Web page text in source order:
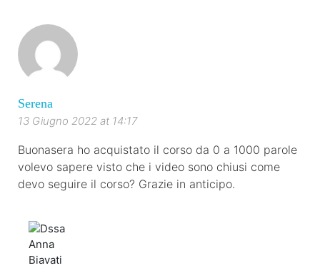
Serena
13 Giugno 2022 at 14:17
Buonasera ho acquistato il corso da 0 a 1000 parole
volevo sapere visto che i video sono chiusi come
devo seguire il corso? Grazie in anticipo.